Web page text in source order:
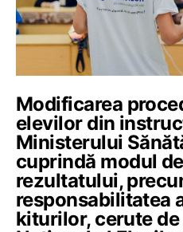
Modificarea
elevilor din
Ministerului
cuprindă modul
rezultatului,
responsabilitatea
kiturilor, cerute